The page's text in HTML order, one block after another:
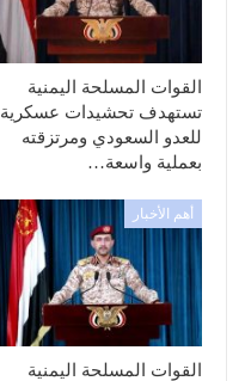
القوات المسلحة اليمنية
تستهدف تحشيدات عسكرية
للعدو السعودي ومرتزقته
بعملية واسعة…
أهم الأخبار
القوات المسلحة اليمنية